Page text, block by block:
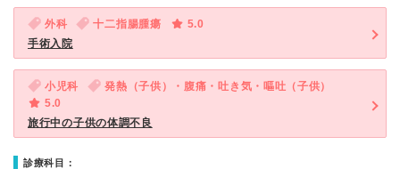
外科 十二指腸腫瘍
5.0
手術入院
小児科
発熱（子供）・腹痛・吐き気・嘔吐（子供）
5.0
旅行中の子供の体調不良
診療科目：